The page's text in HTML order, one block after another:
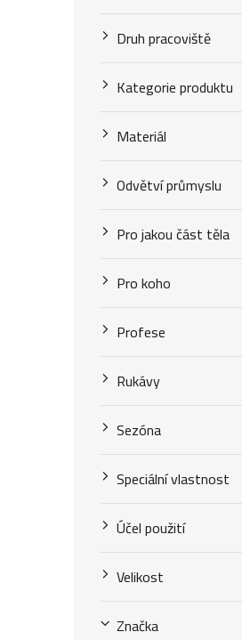
Druh pracoviště
Kategorie produktu
Materiál
Odvětví průmyslu
Pro jakou část těla
Pro koho
Profese
Rukávy
Sezóna
Speciální vlastnost
Účel použití
Velikost
Značka